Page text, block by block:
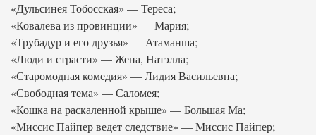
«Дульсинея Тобосская» — Тереса;
«Ковалева из провинции» — Мария;
«Трубадур и его друзья» — Атаманша;
«Люди и страсти» — Жена, Натэлла;
«Старомодная комедия» — Лидия Васильевна;
«Свободная тема» — Саломея;
«Кошка на раскаленной крыше» — Большая Ма;
«Миссис Пайпер ведет следствие» — Миссис Пайпер;